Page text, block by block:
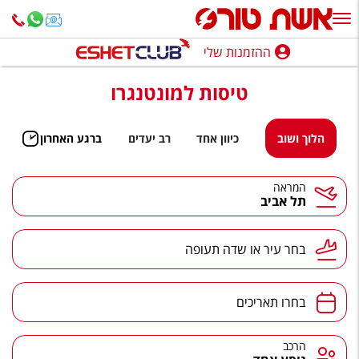
ההזמנות שלי
חופשה לפי סגנון
מלונות באילת
טיולים מאורגנים
חבילות נופש
הרגע האחרון
חבילות בריאות וספא
ההזמנות שלי
טיסות למונטנגרו
הלוך ושוב כיוון אחד רב יעדים ברגע האחרון
המראה
תל אביב
בחר עיר או שדה תעופה
בחרו תאריכים
הרכב